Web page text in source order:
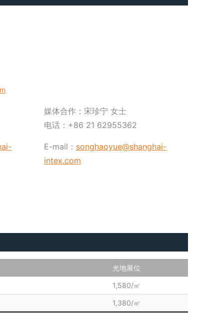
媒体合作：宋珍宁 女士
电话：+86 21 62955362
E-mail： songhaoyue@shanghai-
intex.com
光地展位
1,580/㎡
1,380/㎡